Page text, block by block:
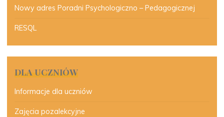
Nowy adres Poradni Psychologiczno – Pedagogicznej
RESQL
DLA UCZNIÓW
Informacje dla uczniów
Zajęcia pozalekcyjne